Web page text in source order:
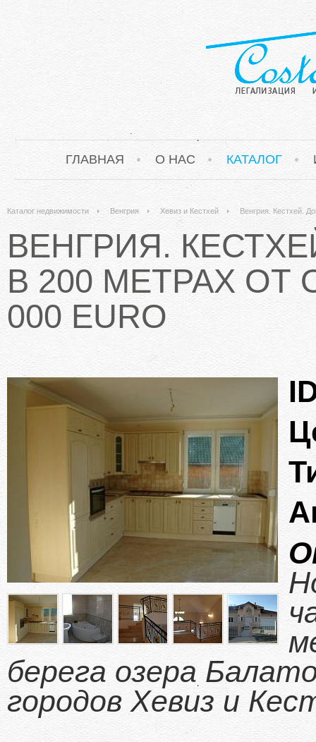
ГЛАВНАЯ О НАС КАТАЛОГ
Каталог недвижимости Венгрия Хевиз и Кестхей Венгрия. Кестхей.
ВЕНГРИЯ.
В 200 МЕТРАХ ОТ
000 EURO
берега озера
городов Хевиз и